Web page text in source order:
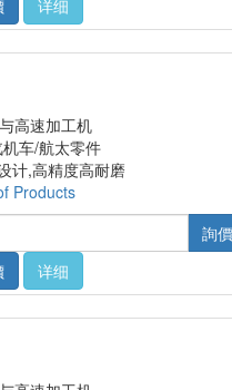
详细
高速加工机
车/航太零件
计,高精度高耐磨
Products
詢價
详细